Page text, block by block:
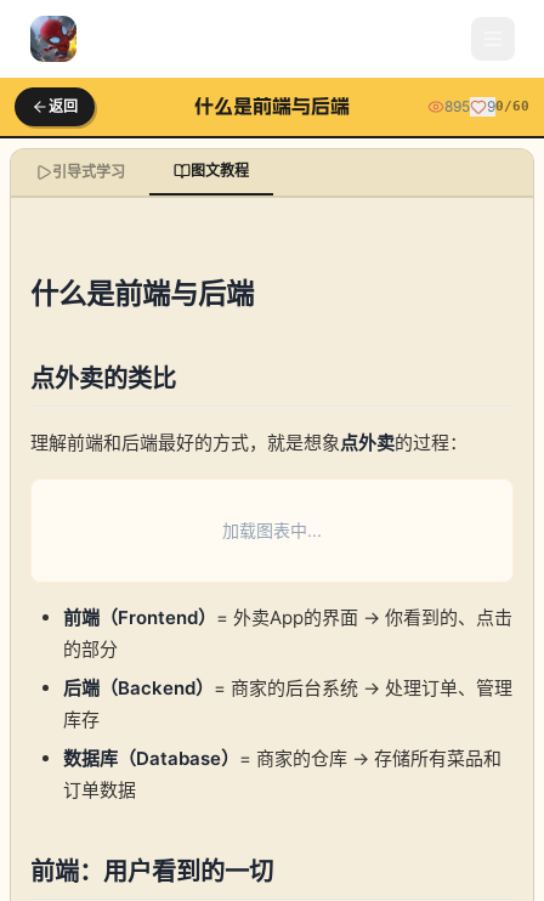
返回 什么是前端与后端 895 90/60
引导式学习 图文教程
什么是前端与后端
点外卖的类比
理解前端和后端最好的方式，就是想象 点外卖的过程：
加载图表中...
前端（Frontend） = 外卖App的界面 → 你看到的、点击
的部分
后端（Backend） = 商家的后台系统 → 处理订单、管理
库存
数据库（Database） = 商家的仓库 → 存储所有菜品和
订单数据
前端：用户看到的一切